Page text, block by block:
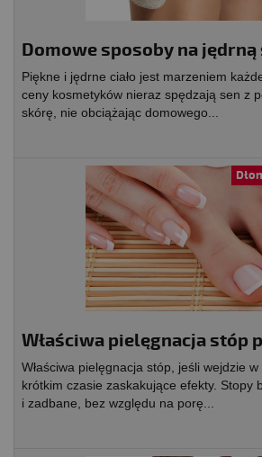
Domowe sposoby na
Piękne i jędrne ciało jest marzeniem
ceny kosmetyków nieraz spędzają sen z
skórę, nie obciążając domowego...
Właściwa pielęgnacja stóp
Właściwa pielęgnacja stóp, jeśli wejdzie
krótkim czasie zaskakujące efekty. Stopy
i zadbane, bez względu na porę...